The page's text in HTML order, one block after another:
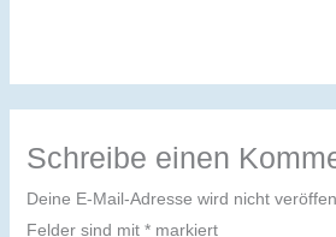
Schreibe einen
Deine E-Mail-Adresse wird nicht
Felder sind mit *markiert